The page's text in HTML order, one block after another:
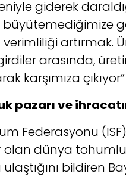
giderek
büyütemediğimize
artırmak.
arasında,
karşımıza
pazarı ve
Federasyonu
dünya tohumluk
bildiren